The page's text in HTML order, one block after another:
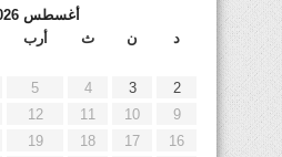
أغسطس 2026
د
ن ث أرب
2
3
4
5
9
10
11
12
16
17
18
19